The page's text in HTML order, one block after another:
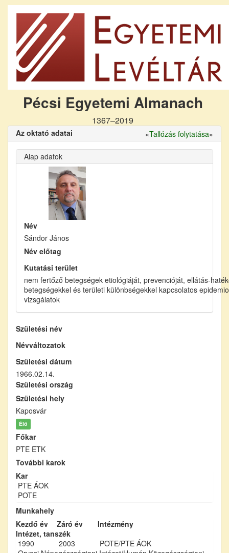
Pécsi Egyetemi Almanach
1367–2019
Az oktató adatai «Tallózás folytatása»
Alap adatok
Név
Sándor János
Név előtag
Kutatási terület
nem fertőző betegségek etiológiáját, prevencióját, ellátás-
betegségekkel és területi különbségekkel kapcsolatos
vizsgálatok
Születési név
Névváltozatok
Születési dátum
1966.02.14.
Születési ország
Születési hely
Kaposvár
Élő
Főkar
PTE ETK
További karok
Kar
PTE ÁOK
POTE
Munkahely
Kezdő év
Záró év
Intézmény
Intézet, tanszék
1990
2003
POTE/PTE ÁOK